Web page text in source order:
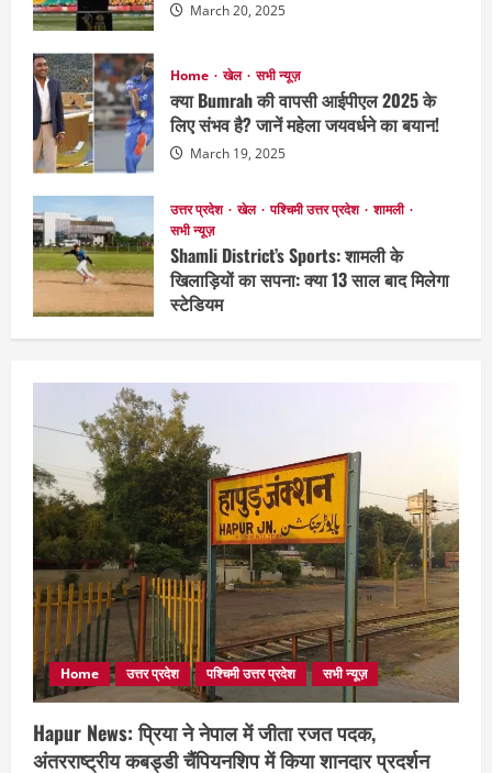
March 20, 2025
Home खेल सभी न्यूज़
क्या Bumrah की वापसी आईपीएल 2025 के
लिए संभव है? जानें महेला जयवर्धने का बयान!
March 19, 2025
उत्तर प्रदेश खेल पश्चिमी उत्तर प्रदेश
शामली
सभी न्यूज़
Shamli District’s Sports: शामली के
खिलाड़ियों का सपना: क्या 13 साल बाद मिलेगा
स्टेडियम
Home उत्तर प्रदेश पश्चिमी उत्तर प्रदेश सभी न्यूज़
Hapur News: प्रिया ने नेपाल में जीता रजत पदक,
अंतरराष्ट्रीय कबड्डी चैंपियनशिप में किया शानदार प्रदर्शन